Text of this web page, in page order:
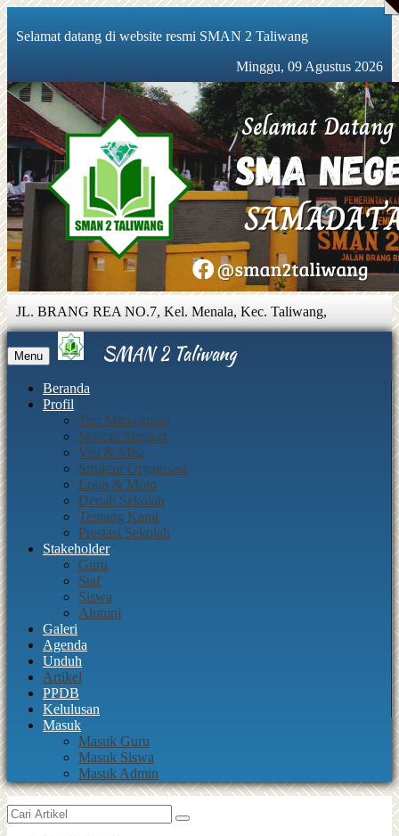
Selamat datang di website resmi SMAN 2 Taliwang
Minggu, 09 Agustus 2026
JL. BRANG REA NO.7, Kel. Menala, Kec. Taliwang,
Sumbawa Barat, Nusa Tenggara Barat 84355 |081931888560 |
sman2taliwang@gmail.com
Menu SMAN 2 Taliwang
Beranda
Profil
Tim Manajemen
Sejarah Singkat
Visi & Misi
Struktur Organisasi
Logo & Moto
Denah Sekolah
Tentang Kami
Prestasi Sekolah
Stakeholder
Guru
Staf
Siswa
Alumni
Galeri
Agenda
Unduh
Artikel
PPDB
Kelulusan
Masuk
Masuk Guru
Masuk Siswa
Masuk Admin